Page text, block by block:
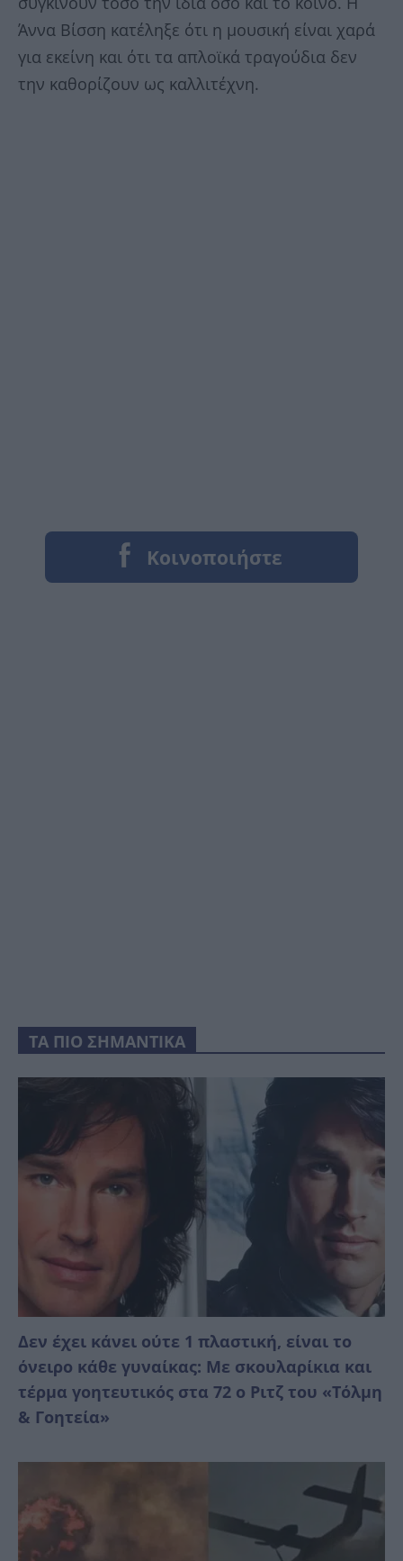
Άννα Βίσση κατέληξε ότι η μουσική είναι χαρά
για εκείνη και ότι τα απλοϊκά τραγούδια δεν
την καθορίζουν ως καλλιτέχνη.
ΤΑ ΠΙΟ ΣΗΜΑΝΤΙΚΑ
Δεν έχει κάνει ούτε 1 πλαστική, είναι το
όνειρο κάθε γυναίκας: Με σκουλαρίκια και
τέρμα γοητευτικός στα 72 ο Ριτζ του «Τόλμη
& Γοητεία»